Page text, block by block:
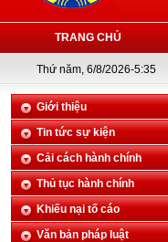
TRANG CHỦ
Thứ năm, 6/8/2026-5:35
Thanh tra là tai mắt của
Giới thiệu
Tin tức sự kiện
Cải cách hành chính
Thủ tục hành chính
Khiếu nại tố cáo
Văn bản pháp luật